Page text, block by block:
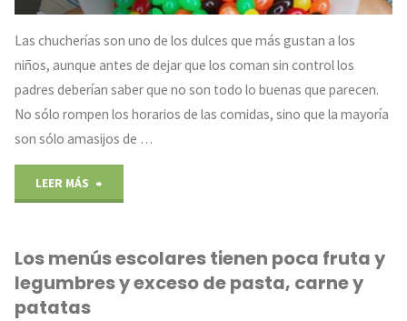
Las chucherías son uno de los dulces que más gustan a los
niños, aunque antes de dejar que los coman sin control los
padres deberían saber que no son todo lo buenas que parecen.
No sólo rompen los horarios de las comidas, sino que la mayoría
son sólo amasijos de …
LEER MÁS
las
«chucherías»!"
Los menús escolares tienen poca fruta y
legumbres y exceso de pasta, carne y
patatas